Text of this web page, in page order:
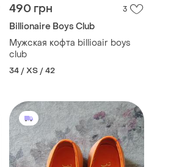
490 грн 3
Billionaire Boys Club
Мужская кофта billioair boys
club
34 / XS / 42